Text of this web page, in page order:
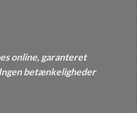
online, garanteret
betænkeligheder